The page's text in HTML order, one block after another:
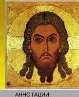
АННОТАЦИИ